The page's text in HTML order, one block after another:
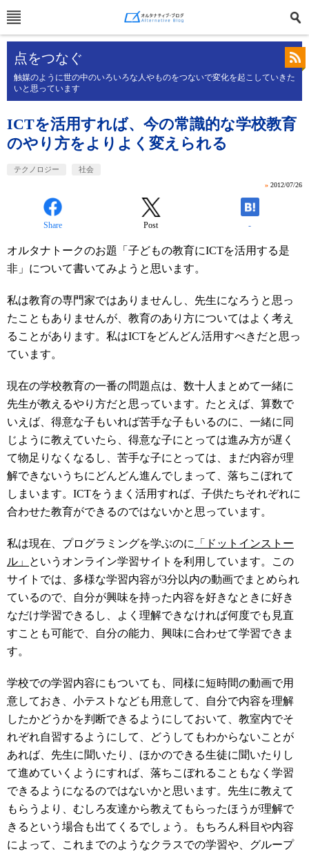
点をつなぐ
触媒のように世の中のいろいろな人やものをつないで変化を起こしていきた
いと思っています
ICTを活用すれば、今の常識的な学校教育
のやり方をよりよく変えられる
テクノロジー 社会
» 2012/07/26
Share Post -
オルタナトークのお題「子どもの教育にICTを活用する是
非」について書いてみようと思います。
私は教育の専門家ではありませんし、先生になろうと思っ
たこともありませんが、教育のあり方についてはよく考え
ることがあります。私はICTをどんどん活用すべきだと思っ
ています。
現在の学校教育の一番の問題点は、数十人まとめて一緒に
先生が教えるやり方だと思っています。たとえば、算数で
いえば、得意な子もいれば苦手な子もいるのに、一緒に同
じように教えていたら、得意な子にとっては進み方が遅く
て物足りなくなるし、苦手な子にとっては、まだ内容が理
解できないうちにどんどん進んでしまって、落ちこぼれて
しまいます。ICTをうまく活用すれば、子供たちそれぞれに
合わせた教育ができるのではないかと思っています。
私は現在、プログラミングを学ぶのに
「ドットインストー
ル」
というオンライン学習サイトを利用しています。この
サイトでは、多様な学習内容が3分以内の動画でまとめられ
ているので、自分が興味を持った内容を好きなときに好き
なだけ学習できるし、よく理解できなければ何度でも見直
すことも可能で、自分の能力、興味に合わせて学習できま
す。
学校での学習内容にもついても、同様に短時間の動画で用
意しておき、小テストなども用意して、自分で内容を理解
したかどうかを判断できるようにしておいて、教室内でそ
れぞれ自習するようにして、どうしてもわからないことが
あれば、先生に聞いたり、ほかのできる生徒に聞いたりし
て進めていくようにすれば、落ちこぼれることもなく学習
できるようになるのではないかと思います。先生に教えて
もらうより、むしろ友達から教えてもらったほうが理解で
きるという場合も出てくるでしょう。もちろん科目や内容
によって、これまでのようなクラスでの学習や、グループ